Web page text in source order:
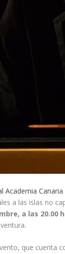
Academia
a las islas no
a las 20.00
que cuenta